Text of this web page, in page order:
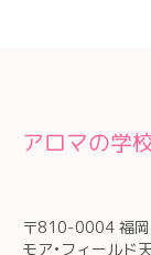
アロマの学
〒810-0004 福
モア•フィールド